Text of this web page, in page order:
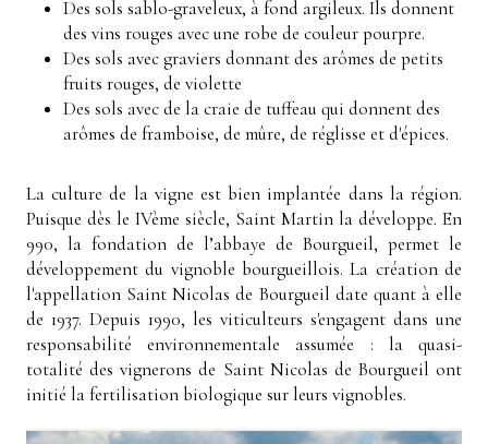
Des sols sablo-graveleux, à fond argileux. Ils donnent
des vins rouges avec une robe de couleur pourpre.
Des sols avec graviers donnant des arômes de petits
fruits rouges, de violette
Des sols avec de la craie de tuffeau qui donnent des
arômes de framboise, de mûre, de réglisse et d'épices.
La culture de la vigne est bien implantée dans la région.
Puisque dès le IVème siècle, Saint Martin la développe. En
990, la fondation de l’abbaye de Bourgueil, permet le
développement du vignoble bourgueillois. La création de
l'appellation Saint Nicolas de Bourgueil date quant à elle
de 1937. Depuis 1990, les viticulteurs s'engagent dans une
responsabilité environnementale assumée : la quasi-
totalité des vignerons de Saint Nicolas de Bourgueil ont
initié la fertilisation biologique sur leurs vignobles.